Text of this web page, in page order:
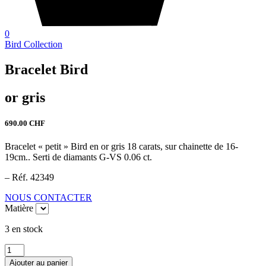
0
Bird Collection
Bracelet Bird
or gris
690.00 CHF
Bracelet « petit » Bird en or gris 18 carats, sur chainette de 16-
19cm.. Serti de diamants G-VS 0.06 ct.
– Réf. 42349
NOUS CONTACTER
Matière
3 en stock
quantité
deAjouter au panier